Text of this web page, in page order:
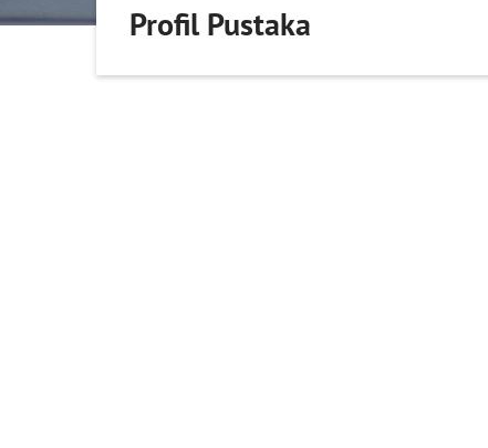
Profil Pustaka